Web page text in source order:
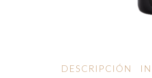
DESCRIPCIÓN